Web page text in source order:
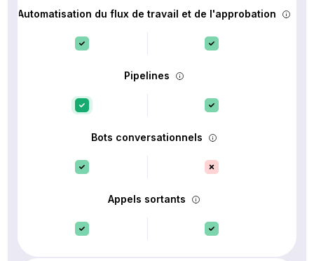
Automatisation du flux de travail et de l'approbation
Pipelines
Bots conversationnels
Appels sortants